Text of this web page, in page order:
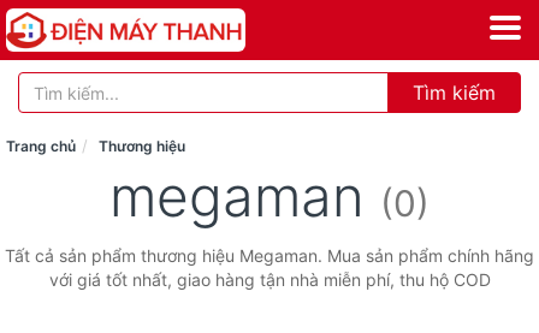
Tìm kiếm
Trang chủ Thương hiệu
megaman (0)
Tất cả sản phẩm thương hiệu Megaman. Mua sản phẩm chính hãng
với giá tốt nhất, giao hàng tận nhà miễn phí, thu hộ COD